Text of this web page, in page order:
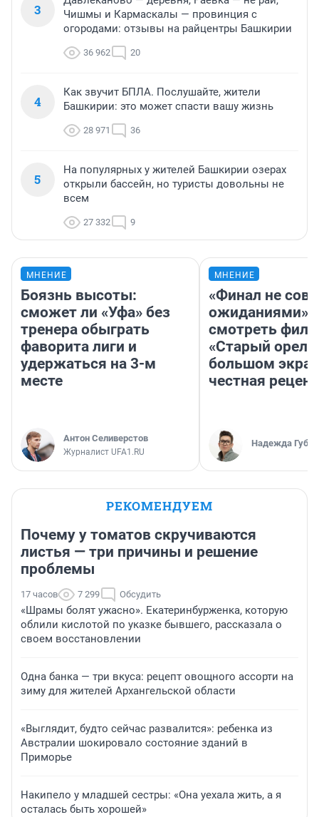
3
Чишмы и Кармаскалы — провинция с
огородами: отзывы на райцентры Башкирии
36 962 20
4
Как звучит БПЛА. Послушайте, жители
Башкирии: это может спасти вашу жизнь
28 971 36
5
На популярных у жителей Башкирии озерах
открыли бассейн, но туристы довольны не
всем
27 332 9
МНЕНИЕ
Боязнь высоты:
сможет ли «Уфа» без
тренера обыграть
фаворита лиги и
удержаться на 3-м
месте
Антон Селиверстов
Журналист UFA1.RU
МНЕНИЕ
«Финал не
ожиданиями»:
смотреть
«Старый орел»
большом
честная
Надежда
РЕКОМЕНДУЕМ
Почему у томатов скручиваются
листья — три причины и решение
проблемы
17 часов 7 299 Обсудить
«Шрамы болят ужасно». Екатеринбурженка, которую
облили кислотой по указке бывшего, рассказала о
своем восстановлении
Одна банка — три вкуса: рецепт овощного ассорти на
зиму для жителей Архангельской области
«Выглядит, будто сейчас развалится»: ребенка из
Австралии шокировало состояние зданий в
Приморье
Накипело у младшей сестры: «Она уехала жить, а я
осталась быть хорошей»